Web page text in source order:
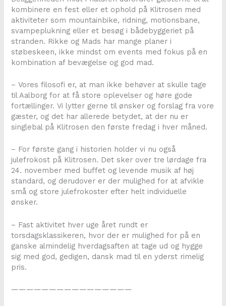
kombinere en fest eller et ophold på Klitrosen med
aktiviteter som mountainbike, ridning, motionsbane,
svampeplukning eller et besøg i bådebyggeriet på
stranden. Rikke og Mads har mange planer i
støbeskeen, ikke mindst om events med fokus på en
kombination af bevægelse og god mad.
– Vores filosofi er, at man ikke behøver at skulle tage
til Aalborg for at få store oplevelser og høre gode
fortællinger. Vi lytter gerne til ønsker og forslag fra vore
gæster, og det har allerede betydet, at der nu er
singlebal på Klitrosen den første fredag i hver måned.
– For første gang i historien holder vi nu også
julefrokost på Klitrosen. Det sker over tre lørdage fra
24. november med buffet og levende musik af høj
standard, og derudover er der mulighed for at afvikle
små og store julefrokoster efter helt individuelle
ønsker.
– Fast aktivitet hver uge året rundt er
torsdagsklassikeren, hvor der er mulighed for på en
ganske almindelig hverdagsaften at tage ud og hygge
sig med god, gedigen, dansk mad til en yderst rimelig
pris.
————————————————